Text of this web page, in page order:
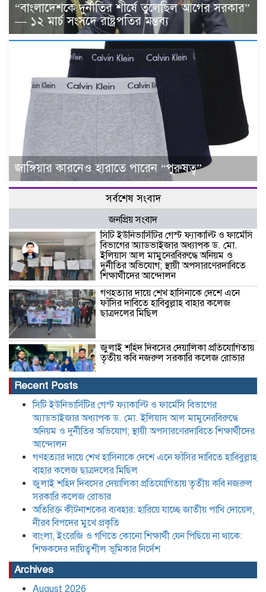
“বাংলাদেশকে দুর্নীতির শীর্ষে তুলেছিল আগের সরকার”
— ১২ মার্চ সংসদে রাষ্ট্রপতির মন্তব্য
জাঙ্গিয়ার কারনেও হারাতে পারেন “পুরুষত্ব”
সর্বশেষ সংবাদ
জনপ্রিয় সংবাদ
সিটি ইউনিভার্সিটির গেস্ট ফ্যাকাল্টি ও ফার্মেসি
বিভাগের অ্যাডভাইজার অধ্যাপক ড. মো.
ইলিয়াস আল মামুনেরবিরুদ্ধে অনিয়ম ও
দুর্নীতির অভিযোগ; স্থায়ী অপসারণেরদাবিতে
শিক্ষার্থীদের আন্দোলন
গণহত্যার দায়ে শেখ হাসিনাকে দেশে এনে
ফাঁসির দাবিতে হাবিবুল্লাহ বাহার কলেজ
ছাত্রদলের মিছিল
জুলাই শহিদ দিবসের দেয়ালিকা প্রতিযোগিতায়
তৃতীয় কবি নজরুল সরকারি কলেজ রোভার
অতিরিক্ত কীটনাশকের ব্যবহার: হারিয়ে যাচ্ছে
জাতীয় পাখি দোয়েল, নীরব বিপদের মুখে
প্রকৃতি
বাংলা, ইংরেজি ও গণিতে কোনো শিক্ষার্থী যেন
পিছিয়ে না থাকে: শিক্ষকদের দায়িত্বশীল
ভূমিকার নির্দেশ
যে তিন শর্তে লাইসেন্স ফিরে পেল আদ্-দ্বীন
হাসপাতাল,৪৫ দিন পরে চিকিৎসা সেবা শুরু
মঙ্গলবার হতে
২৬টিতে মাইক্রোপ্লাস্টিক, উদ্বেগ বাড়াচ্ছে
Recent Posts
সিটি ইউনিভার্সিটির গেস্ট ফ্যাকাল্টি ও ফার্মেসি বিভাগের
অ্যাডভাইজার অধ্যাপক ড. মো. ইলিয়াস আল মামুনেরবিরুদ্ধে
অনিয়ম ও দুর্নীতির অভিযোগ; স্থায়ী অপসারণেরদাবিতে শিক্ষার্থীদের
আন্দোলন
গণহত্যার দায়ে শেখ হাসিনাকে দেশে এনে ফাঁসির দাবিতে হাবিবুল্লাহ
বাহার কলেজ ছাত্রদলের মিছিল
জুলাই শহিদ দিবসের দেয়ালিকা প্রতিযোগিতায় তৃতীয় কবি নজরুল
সরকারি কলেজ রোভার
অতিরিক্ত কীটনাশকের ব্যবহার: হারিয়ে যাচ্ছে জাতীয় পাখি দোয়েল,
নীরব বিপদের মুখে প্রকৃতি
বাংলা, ইংরেজি ও গণিতে কোনো শিক্ষার্থী যেন পিছিয়ে না থাকে:
শিক্ষকদের দায়িত্বশীল ভূমিকার নির্দেশ
Archives
August 2026